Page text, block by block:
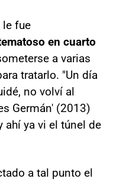
le fue
en cuarto
a varias
tratarlo. "Un día
no volví al
Germán' (2013)
ahí ya vi el túnel de
a tal punto el